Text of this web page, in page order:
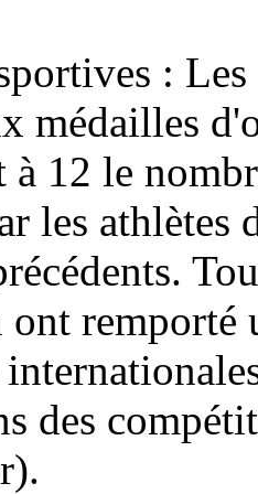
:
médailles
à 12 le
les athlètes
ont remporté
des